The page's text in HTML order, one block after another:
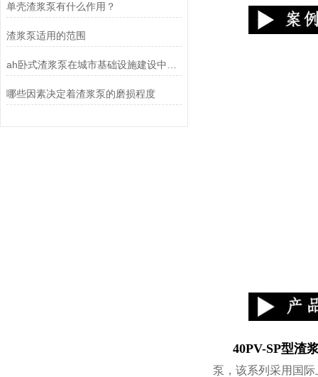
单壳渣浆泵有什么作用？
渣浆泵适用的范围
哪些因素决定着渣浆泵的磨损程度
40PV-SP型渣
泵，该系列采用国